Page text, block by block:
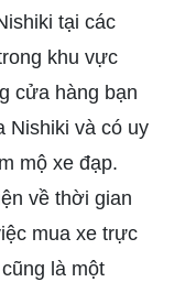
tại các
khu vực
cửa hàng bạn
Nishiki và có uy
mộ xe đạp.
về thời gian
mua xe trực
là một